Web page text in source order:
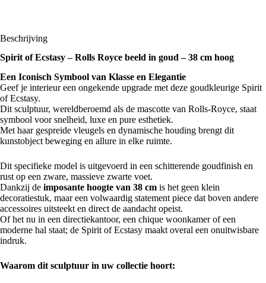
Beschrijving
Spirit of Ecstasy – Rolls Royce beeld in goud – 38 cm hoog
Een Iconisch Symbool van Klasse en Elegantie
Geef je interieur een ongekende upgrade met deze goudkleurige Spirit
of Ecstasy.
Dit sculptuur, wereldberoemd als de mascotte van Rolls-Royce, staat
symbool voor snelheid, luxe en pure esthetiek.
Met haar gespreide vleugels en dynamische houding brengt dit
kunstobject beweging en allure in elke ruimte.
Dit specifieke model is uitgevoerd in een schitterende goudfinish en
rust op een zware, massieve zwarte voet.
Dankzij de imposante hoogte van 38 cm is het geen klein
decoratiestuk, maar een volwaardig statement piece dat boven andere
accessoires uitsteekt en direct de aandacht opeist.
Of het nu in een directiekantoor, een chique woonkamer of een
moderne hal staat; de Spirit of Ecstasy maakt overal een onuitwisbare
indruk.
Waarom dit sculptuur in uw collectie hoort: